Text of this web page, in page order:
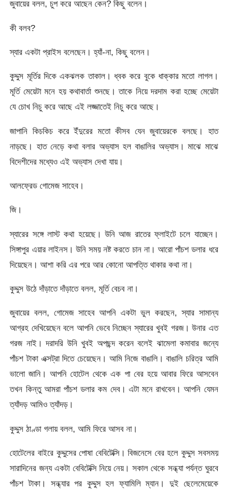
জুবায়ের বলল, চুপ করে আছেন কেন? কিছু বলেন।
কী বলব?
স্যার একটা প্রাইস বলেছেন। হ্যাঁ-না, কিছু বলেন।
কুদ্দুস মূর্তির দিকে একঝলক তাকাল। ধ্বক করে বুকে ধাক্কার মতো লাগল।
মূর্তি মেয়েটা মনে হয় কথাবার্তা শুনছে। তাকে নিয়ে দরদাম করা হচ্ছে মেয়েটা
যে চোখ নিচু করে আছে এই লজ্জাতেই নিচু করে আছে।
জাপানি কিচকিচ করে ইঁদুরের মতো কীসব যেন জুবায়েরকে বলছে। হাত
নাড়ছে। হাত নেড়ে কথা বলার অভ্যাস হল বাঙালির অভ্যাস। মাঝে মাঝে
বিদেশীদের মধ্যেও এই অভ্যাস দেখা যায়।
আলফ্রেড গোমেজ সাহেব।
জি।
স্যারের সঙ্গে লাস্ট কথা হয়েছে। উনি আজ রাতের ফ্লাইটে চলে যাচ্ছেন।
সিঙ্গাপুর এয়ার লাইনস। উনি সময় নষ্ট করতে চান না। আরো পাঁচশ ডলার ধরে
দিয়েছেন। আশা করি এর পরে আর কোনো আপত্তি থাকার কথা না।
কুদ্দুস উঠে দাঁড়াতে দাঁড়াতে বলল, মূর্তি বেচব না।
জুবায়ের বলল, গোমেজ সাহেব আপনি একটা ভুল করছেন, স্যার সামান্য
আগ্রহ দেখিয়েছেন বলে আপনি ভেবে নিচ্ছেন স্যারের খুবই গরজ। উনার এত
গরজ নাই। দরাদরি উনি খুবই অপছন্দ করেন বলেই ঝামেলা কমাবার জন্যে
পাঁচশ টাকা এক্সট্রা দিতে চেয়েছেন। আমি নিজে বাঙালি। বাঙালি চরিত্র আমি
ভালো জানি। আপনি হোটেল থেকে এক পা বের হয়ে আবার ফিরে আসবেন
তখন কিন্তু আমরা পাঁচশ ডলার কম দেব। এটা মনে রাখবেন। আপনি যেমন
ত্যাঁদড় আমিও ত্যাঁদড়।
কুদ্দুস ঠাণ্ডা গলায় বলল, আমি ফিরে আসব না।
হোটেলের বাইরে কুদ্দুসের পোষা বেবিটেক্সি। বিজনেসে বের হলে কুদ্দুস সবসময়
সারাদিনের জন্য একটা বেবিটেক্সি নিয়ে নেয়। সকাল থেকে সন্ধ্যা পর্যন্ত ঘুরবে
পাঁচশ টাকা। সন্ধ্যার পর কুদ্দুস হল ফ্যামিলি ম্যান। দুই ছেলেমেয়েকে